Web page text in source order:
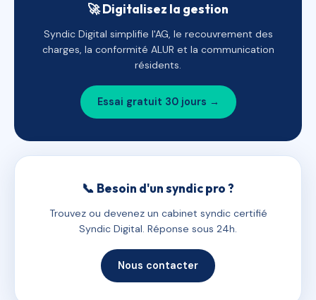
🚀 Digitalisez la gestion
Syndic Digital simplifie l'AG, le recouvrement des
charges, la conformité ALUR et la communication
résidents.
Essai gratuit 30 jours →
📞 Besoin d'un syndic pro ?
Trouvez ou devenez un cabinet syndic certifié
Syndic Digital. Réponse sous 24h.
Nous contacter